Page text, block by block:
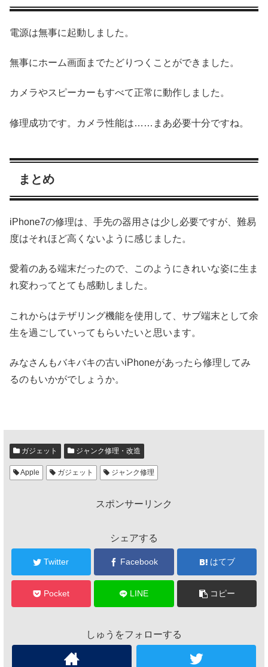
電源は無事に起動しました。
無事にホーム画面までたどりつくことができました。
カメラやスピーカーもすべて正常に動作しました。
修理成功です。カメラ性能は……まあ必要十分ですね。
まとめ
iPhone7の修理は、手先の器用さは少し必要ですが、難易
度はそれほど高くないように感じました。
愛着のある端末だったので、このようにきれいな姿に生ま
れ変わってとても感動しました。
これからはテザリング機能を使用して、サブ端末として余
生を過ごしていってもらいたいと思います。
みなさんもバキバキの古いiPhoneがあったら修理してみ
るのもいかがでしょうか。
ガジェット ジャンク修理・改造
Apple ガジェット ジャンク修理
スポンサーリンク
シェアする
Twitter Facebook はてブ
Pocket LINE コピー
しゅうをフォローする